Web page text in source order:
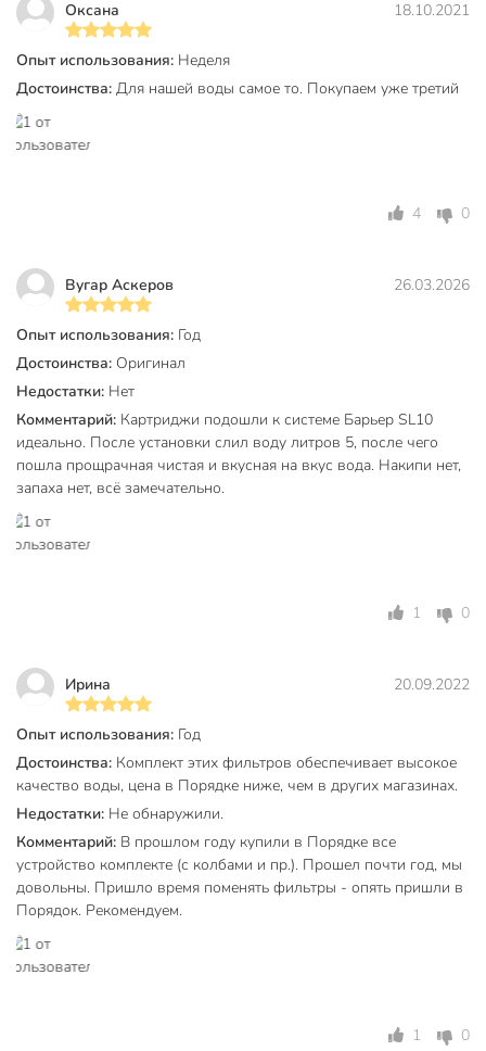
Вид фильтрующей засыпки
цеолит
Вес в упаковке
Габариты упаковки
Оксана 18.10.2021
Опыт использования: Неделя
Достоинства: Для нашей воды самое то. Покупаем уже третий
4 0
Вугар Аскеров 26.03.2026
Опыт использования: Год
Достоинства: Оригинал
Недостатки: Нет
Комментарий: Картриджи подошли к системе Барьер SL10
идеально. После установки слил воду литров 5, после чего
пошла прощрачная чистая и вкусная на вкус вода. Накипи нет,
запаха нет, всё замечательно.
1 0
Ирина 20.09.2022
Опыт использования: Год
Достоинства: Комплект этих фильтров обеспечивает высокое
качество воды, цена в Порядке ниже, чем в других магазинах.
Недостатки: Не обнаружили.
Комментарий: В прошлом году купили в Порядке все
устройство комплекте (с колбами и пр.). Прошел почти год, мы
довольны. Пришло время поменять фильтры - опять пришли в
Порядок. Рекомендуем.
1 0